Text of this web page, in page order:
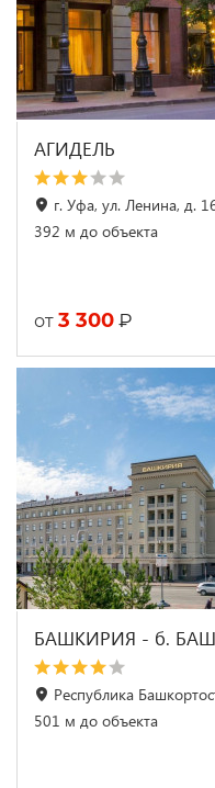
АГИДЕЛЬ
г. Уфа, ул. Ленина, д.
392 м до объекта
от 3 300 ₽
БАШКИРИЯ - б.
Республика
501 м до объекта